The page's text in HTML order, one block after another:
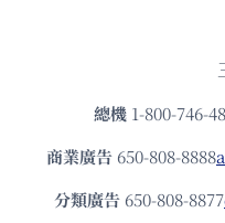
總機 1-800-746-
商業廣告 650-808-8888
分類廣告 650-808-8877